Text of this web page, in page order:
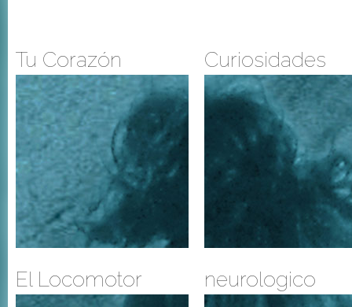
Tu Corazón
El Locomotor
Curiosidades
neurologico